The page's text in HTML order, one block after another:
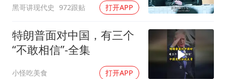
中国经济展现强大韧性和活力
黑哥讲现代史 972跟贴 打开APP
特朗普面对中国，有三个
“不敢相信”-全集
小怪吃美食 打开APP